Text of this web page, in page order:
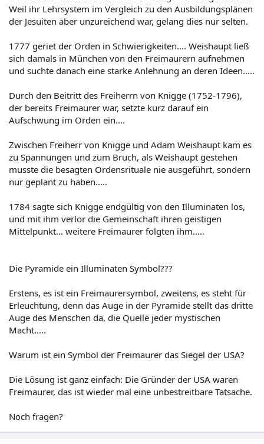
Weil ihr Lehrsystem im Vergleich zu den Ausbildungsplänen
der Jesuiten aber unzureichend war, gelang dies nur selten.
1777 geriet der Orden in Schwierigkeiten.... Weishaupt ließ
sich damals in München von den Freimaurern aufnehmen
und suchte danach eine starke Anlehnung an deren Ideen.....
Durch den Beitritt des Freiherrn von Knigge (1752-1796),
der bereits Freimaurer war, setzte kurz darauf ein
Aufschwung im Orden ein....
Zwischen Freiherr von Knigge und Adam Weishaupt kam es
zu Spannungen und zum Bruch, als Weishaupt gestehen
musste die besagten Ordensrituale nie ausgeführt, sondern
nur geplant zu haben.....
1784 sagte sich Knigge endgültig von den Illuminaten los,
und mit ihm verlor die Gemeinschaft ihren geistigen
Mittelpunkt... weitere Freimaurer folgten ihm.....
Die Pyramide ein Illuminaten Symbol???
Erstens, es ist ein Freimaurersymbol, zweitens, es steht für
Erleuchtung, denn das Auge in der Pyramide stellt das dritte
Auge des Menschen da, die Quelle jeder mystischen
Macht.....
Warum ist ein Symbol der Freimaurer das Siegel der USA?
Die Lösung ist ganz einfach: Die Gründer der USA waren
Freimaurer, das ist wieder mal eine unbestreitbare Tatsache.
Noch fragen?